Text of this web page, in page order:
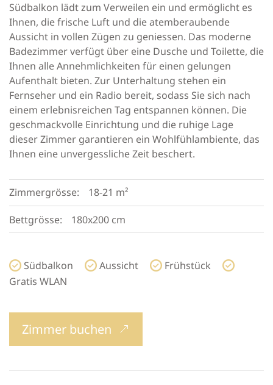
Südbalkon lädt zum Verweilen ein und ermöglicht es
Ihnen, die frische Luft und die atemberaubende
Aussicht in vollen Zügen zu geniessen. Das moderne
Badezimmer verfügt über eine Dusche und Toilette, die
Ihnen alle Annehmlichkeiten für einen gelungen
Aufenthalt bieten. Zur Unterhaltung stehen ein
Fernseher und ein Radio bereit, sodass Sie sich nach
einem erlebnisreichen Tag entspannen können. Die
geschmackvolle Einrichtung und die ruhige Lage
dieser Zimmer garantieren ein Wohlfühlambiente, das
Ihnen eine unvergessliche Zeit beschert.
Zimmergrösse: 18-21 m²
Bettgrösse: 180x200 cm
Südbalkon Aussicht
Frühstück
Gratis WLAN
Zimmer buchen